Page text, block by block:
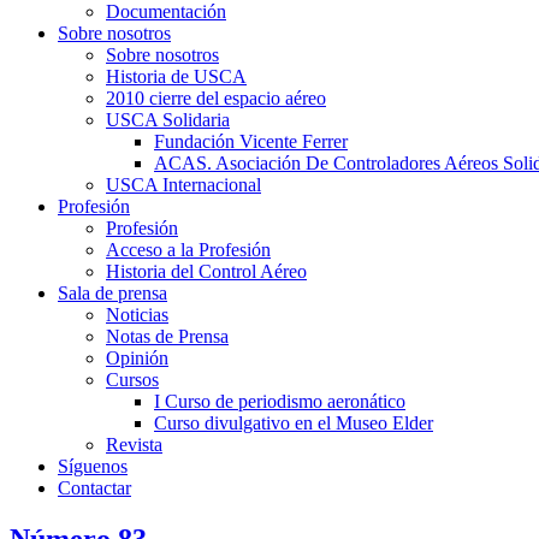
Documentación
Sobre nosotros
Sobre nosotros
Historia de USCA
2010 cierre del espacio aéreo
USCA Solidaria
Fundación Vicente Ferrer
ACAS. Asociación De Controladores Aéreos
USCA Internacional
Profesión
Profesión
Acceso a la Profesión
Historia del Control Aéreo
Sala de prensa
Noticias
Notas de Prensa
Opinión
Cursos
I Curso de periodismo aeronático
Curso divulgativo en el Museo Elder
Revista
Síguenos
Contactar